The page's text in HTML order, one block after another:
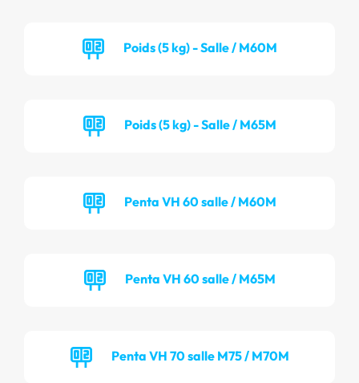
Poids (5 kg) - Salle / M60M
Poids (5 kg) - Salle / M65M
Penta VH 60 salle / M60M
Penta VH 60 salle / M65M
Penta VH 70 salle M75 / M70M